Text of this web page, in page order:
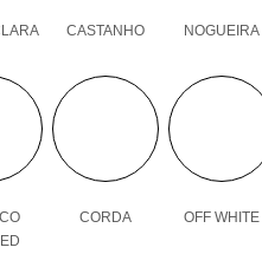
CASTANHO NOGUEIRA
CORDA OFF WHITE